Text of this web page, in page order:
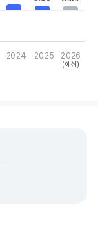
2024 2025 2026
(예상)